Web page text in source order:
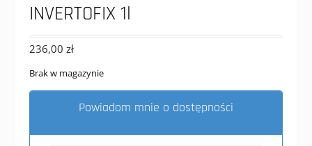
INVERTOFIX 1l
236,00 zł
Brak w magazynie
Powiadom mnie o dostępności